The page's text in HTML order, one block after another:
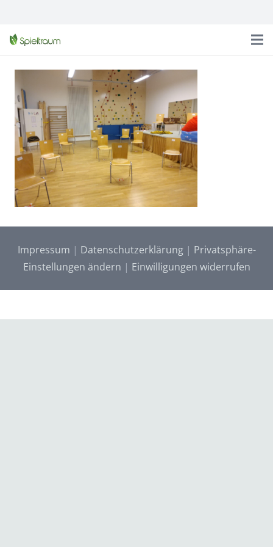
Impressum | Datenschutzerklärung| Privatsphäre-
Einstellungen ändern | Einwilligungen widerrufen